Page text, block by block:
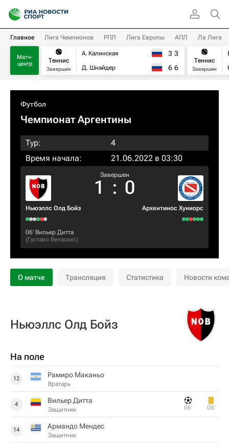
Главное Лига Чемпионов РПЛ Лига Европы АПЛ Ла Лига
Матч-
центр
Теннис
Завершен
А. Калинская
Д. Шнайдер
3 3
6 6
Теннис
Завершен
Футбол
Чемпионат Аргентины
Тур:
4
Время начала:
21.06.2022 в 03:30
Ньюэллс Олд Бойз
Завершен
1 : 0
Архентинос Хуниорс
06‎’‎ Вильер Дитта
(Густаво Веласкес)
О матче Трансляция Статистика Новости
Ньюэллс Олд Бойз
На поле
12 Рамиро Маканьо
Вратарь
4 Вильер Дитта
Защитник 06‎’‎ 08‎’‎
14 Армандо Мендес
Защитник